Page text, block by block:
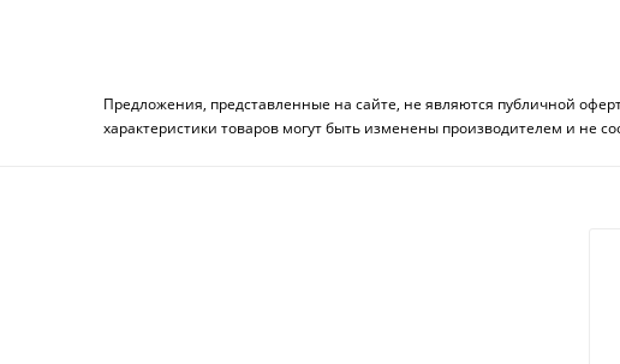
Предложения, представленные на сайте, не являются публичной
характеристики товаров могут быть изменены производителем и не